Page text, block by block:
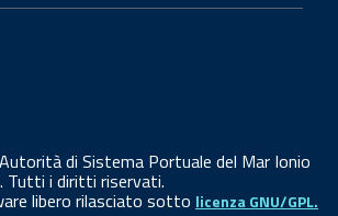
di Sistema Portuale del Mar Ionio
Tutti i diritti riservati.
libero rilasciato sotto licenza GNU/GPL.